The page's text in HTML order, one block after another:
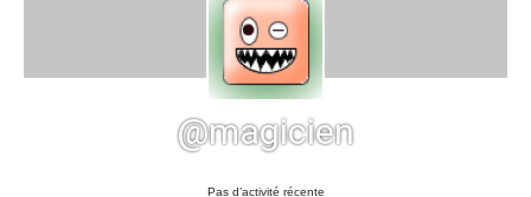
@magicien
Pas d’activité récente